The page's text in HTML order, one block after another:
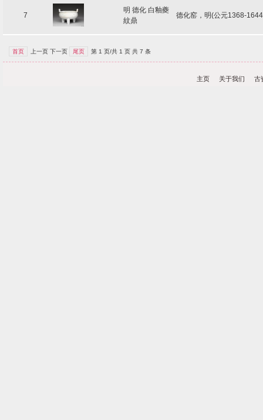
7
明 德化 白釉夔
紋鼎
德化窑，明(公元1368-
首页 上一页 下一页 尾页 第 1 页/共 1 页 共 7 条
主页 关于我们 古